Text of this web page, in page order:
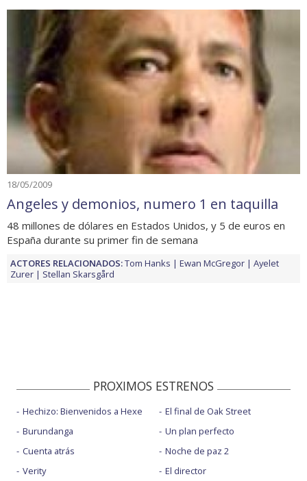
18/05/2009
Angeles y demonios, numero 1 en taquilla
48 millones de dólares en Estados Unidos, y 5 de euros en
España durante su primer fin de semana
ACTORES RELACIONADOS:Tom Hanks Ewan McGregor
Ayelet
Zurer
Stellan Skarsgård
PROXIMOS ESTRENOS
Hechizo: Bienvenidos a Hexe
Burundanga
Cuenta atrás
Verity
El final de Oak Street
Un plan perfecto
Noche de paz 2
El director